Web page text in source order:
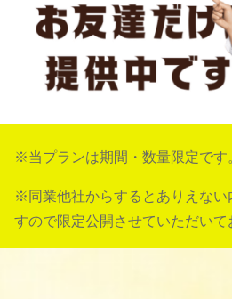
※当プランは期間・数量限定です。
※同業他社からするとありえない
すので限定公開させていただいて